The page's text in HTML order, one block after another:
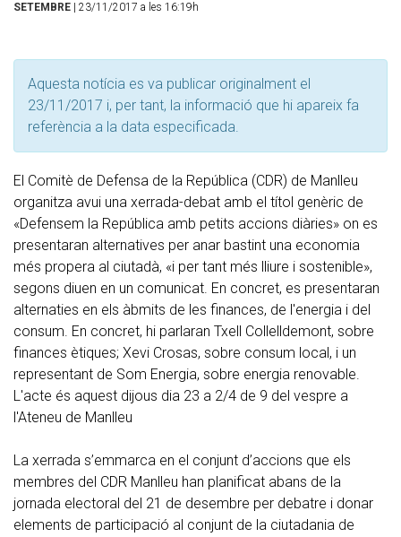
SETEMBRE | 23/11/2017 a les 16:19h
Aquesta notícia es va publicar originalment el
23/11/2017 i, per tant, la informació que hi apareix fa
referència a la data especificada.
El Comitè de Defensa de la República (CDR) de Manlleu
organitza avui una xerrada-debat amb el títol genèric de
«Defensem la República amb petits accions diàries» on es
presentaran alternatives per anar bastint una economia
més propera al ciutadà, «i per tant més lliure i sostenible»,
segons diuen en un comunicat. En concret, es presentaran
alternaties en els àbmits de les finances, de l'energia i del
consum. En concret, hi parlaran Txell Collelldemont, sobre
finances ètiques; Xevi Crosas, sobre consum local, i un
representant de Som Energia, sobre energia renovable.
L'acte és aquest dijous dia 23 a 2/4 de 9 del vespre a
l'Ateneu de Manlleu
La xerrada s’emmarca en el conjunt d’accions que els
membres del CDR Manlleu han planificat abans de la
jornada electoral del 21 de desembre per debatre i donar
elements de participació al conjunt de la ciutadania de